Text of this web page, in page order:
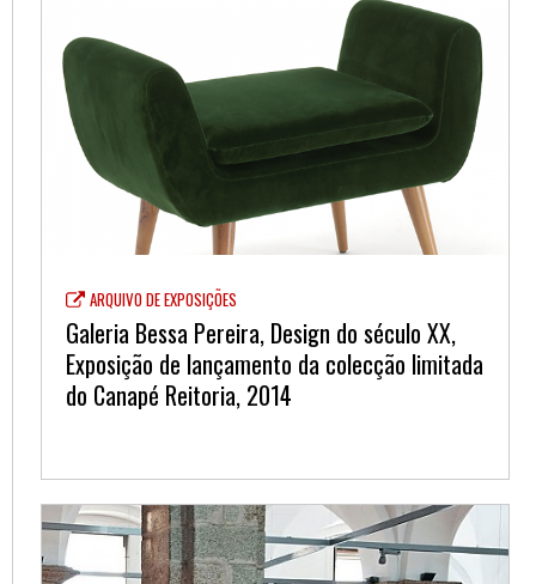
ARQUIVO DE EXPOSIÇÕES
Galeria Bessa Pereira, Design do século XX,
Exposição de lançamento da colecção limitada
do Canapé Reitoria, 2014